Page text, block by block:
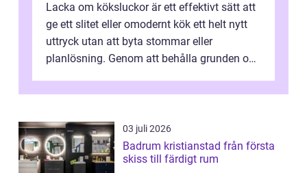
Lacka om köksluckor är ett effektivt sätt att
ge ett slitet eller omodernt kök ett helt nytt
uttryck utan att byta stommar eller
planlösning. Genom att behålla grunden och
03 juli 2026
Badrum kristianstad från första
skiss till färdigt rum